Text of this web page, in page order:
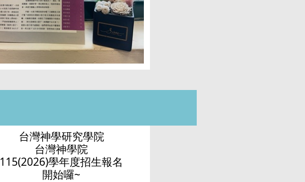
台灣神學研究學院
台灣神學院
115(2026)學年度招生報名
開始囉~